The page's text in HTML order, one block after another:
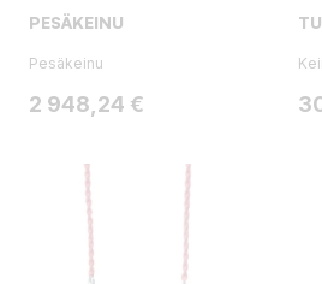
PESÄKEINU
Pesäkeinu
Hinta
2 948,24 €